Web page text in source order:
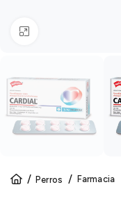
Perros Farmacia